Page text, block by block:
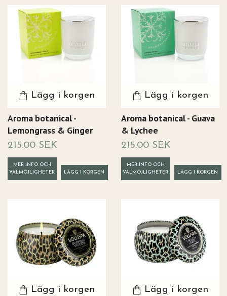
Lägg i korgen
Aroma botanical -
Lemongrass & Ginger
215.00 SEK
MER INFO OCH
VALMÖJLIGHETER
Lägg i korgen
Aroma botanical - Guava
& Lychee
215.00 SEK
MER INFO OCH
VALMÖJLIGHETER
Lägg i korgen Lägg i korgen